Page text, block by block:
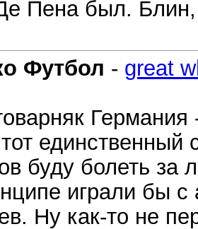
Пена был.
Футбол - great
Германия
единственный
буду болеть за
играли бы
Ну как-то не